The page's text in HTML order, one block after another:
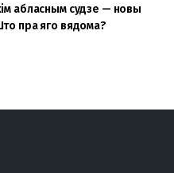
абласным судзе — новы
пра яго вядома?